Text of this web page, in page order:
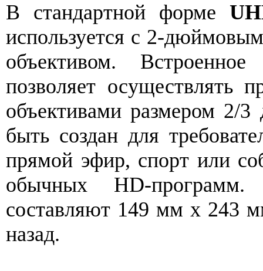
В стандартной форме
используется с 2-
объективом.
позволяет осуществлять
объективами размером 2/
быть создан для
прямой эфир, спорт или
обычных HD-
составляют 149 мм х 243
назад.